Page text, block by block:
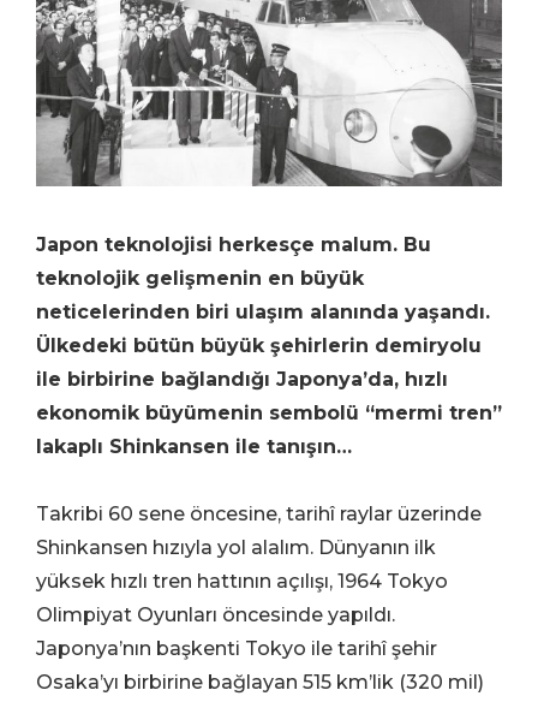
Japon teknolojisi herkesçe malum. Bu
teknolojik gelişmenin en büyük
neticelerinden biri ulaşım alanında yaşandı.
Ülkedeki bütün büyük şehirlerin demiryolu
ile birbirine bağlandığı Japonya’da, hızlı
ekonomik büyümenin sembolü “mermi tren”
lakaplı Shinkansen ile tanışın…
Takribi 60 sene öncesine, tarihî raylar üzerinde
Shinkansen hızıyla yol alalım. Dünyanın ilk
yüksek hızlı tren hattının açılışı, 1964 Tokyo
Olimpiyat Oyunları öncesinde yapıldı.
Japonya’nın başkenti Tokyo ile tarihî şehir
Osaka’yı birbirine bağlayan 515 km’lik (320 mil)